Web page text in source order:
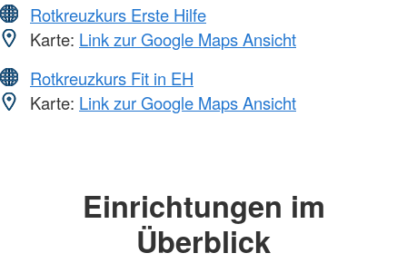
Rotkreuzkurs Erste Hilfe
Karte: Link zur Google Maps Ansicht
Rotkreuzkurs Fit in EH
Karte: Link zur Google Maps Ansicht
Einrichtungen im
Überblick